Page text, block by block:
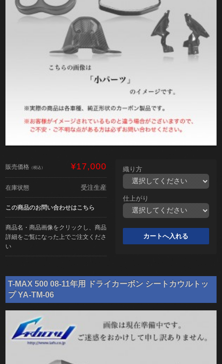
販売価格 （税込） ¥17,000
在庫状態 受注生産
この商品のお問い合わせはこちら
商品名・商品画像をクリックし、商品
詳細をご覧になった上でご注文くださ
い
織り方
仕上がり
T-MAX 500 08-11年用 ドライカーボン シートカウルトッ
プ YA-TM-06